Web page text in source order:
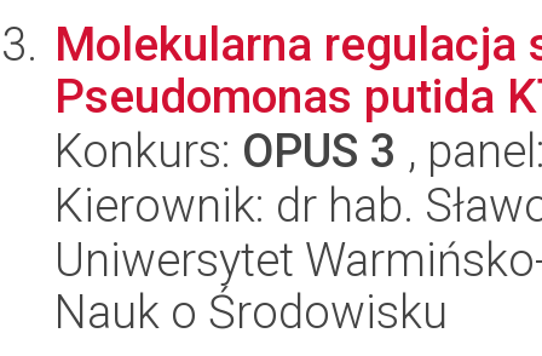
Molekularna regulacja
Pseudomonas putida
Konkurs: OPUS 3 ,
Kierownik: dr hab.
Uniwersytet
Nauk o Środowisku